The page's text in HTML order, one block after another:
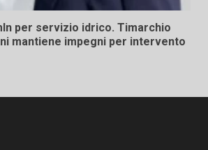
per servizio idrico. Timarchio
mantiene impegni per intervento